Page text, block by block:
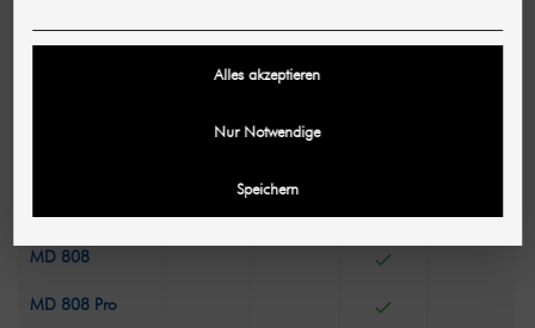
MD 808
MD 808 Pro
Alles akzeptieren
Nur Notwendige
Speichern